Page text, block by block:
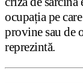
ocupația pe
provine sau de
reprezintă.